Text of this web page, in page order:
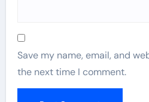
Save my name, email, and
the next time I comment.